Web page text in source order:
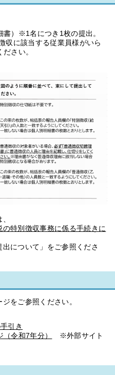
）※1名につき1枚の提出。
に該当する従業員様がいら
さい。
特別徴収事務に係る手続きに
について」をご参照くださ
ジをご参照ください。
引き
令和7年分）
※外部サイト